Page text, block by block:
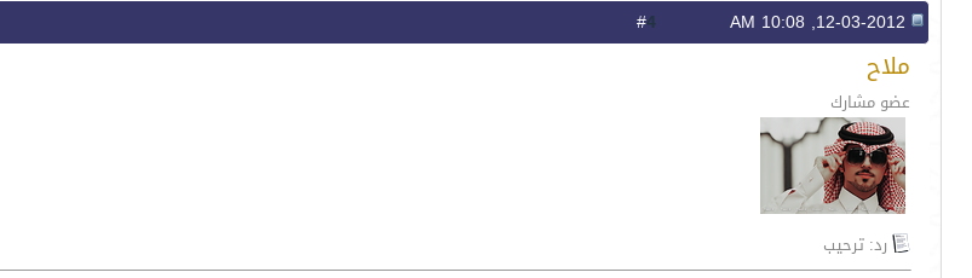
#
4
ملاح
عضو مشارك
رد: ترحيب